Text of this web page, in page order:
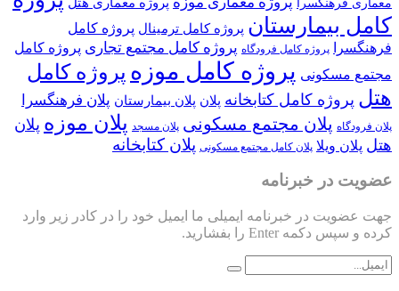
معماری فرهنگسرا
کامل بیمارستان پروژه کامل ترمینال پروژه کامل
فرهنگسرا
پروژه کامل فرودگاه پروژه کامل مجتمع تجاری پروژه کامل
مجتمع مسکونی پروژه کامل موزه پروژه کامل
هتل پروژه کامل کتابخانه پلان پلان بیمارستان پلان فرهنگسرا
پلان فرودگاه پلان مجتمع مسکونی پلان مسجد پلان موزه پلان
هتل پلان ویلا پلان کامل مجتمع مسکونی پلان کتابخانه
عضویت در خبرنامه
جهت عضویت در خبرنامه ایمیلی ما ایمیل خود را در کادر زیر وارد
کرده و سپس دکمه Enter را بفشارید.